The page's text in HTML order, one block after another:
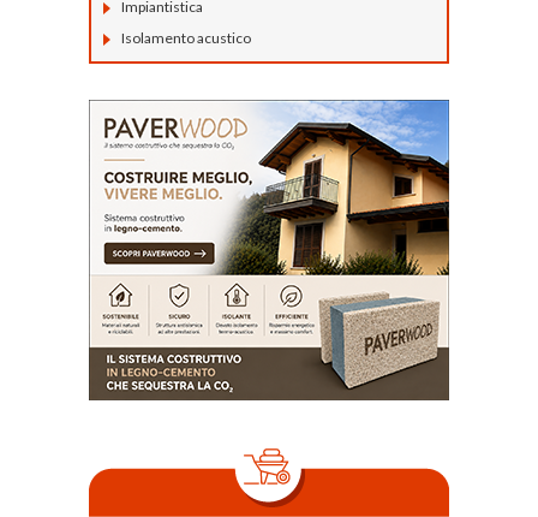
Impiantistica
Isolamento acustico